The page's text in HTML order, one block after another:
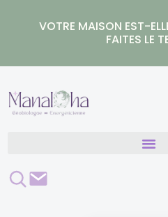
VOTRE MAISON EST-
FAITES LE
Rechercher
Contact